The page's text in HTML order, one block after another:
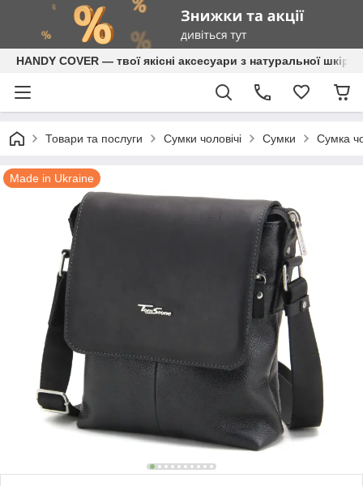
HANDY COVER — твої якісні аксесуари з натуральної шкіри
Товари та послуги Сумки чоловічі Сумки Сумка
Made in Ukraine